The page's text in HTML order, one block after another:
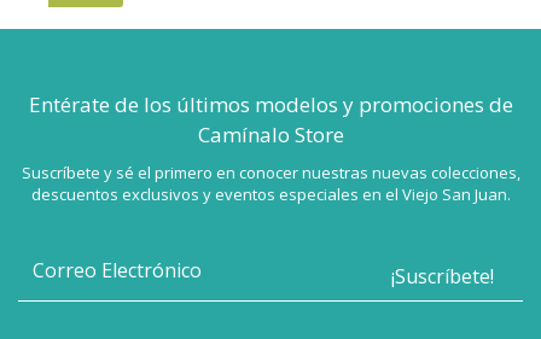
Entérate de los últimos modelos y promociones de
Camínalo Store
Suscríbete y sé el primero en conocer nuestras nuevas colecciones,
descuentos exclusivos y eventos especiales en el Viejo San Juan.